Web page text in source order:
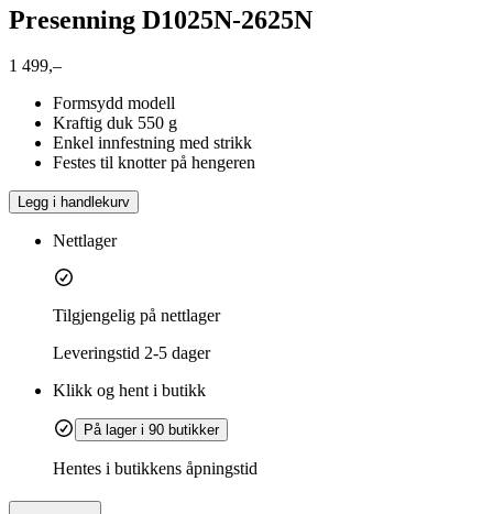
Presenning D1025N-2625N
1 499,–
Formsydd modell
Kraftig duk 550 g
Enkel innfestning med strikk
Festes til knotter på hengeren
Legg i handlekurv
Nettlager
Tilgjengelig på nettlager
Leveringstid 2-5 dager
Klikk og hent i butikk
På lager i 90 butikker
Hentes i butikkens åpningstid